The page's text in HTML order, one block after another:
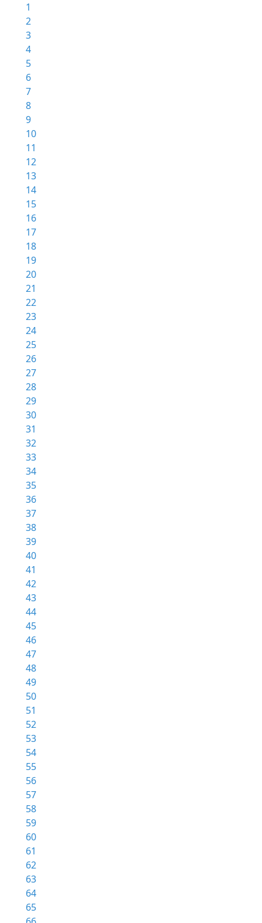
1
2
3
4
5
6
7
8
9
10
11
12
13
14
15
16
17
18
19
20
21
22
23
24
25
26
27
28
29
30
31
32
33
34
35
36
37
38
39
40
41
42
43
44
45
46
47
48
49
50
51
52
53
54
55
56
57
58
59
60
61
62
63
64
65